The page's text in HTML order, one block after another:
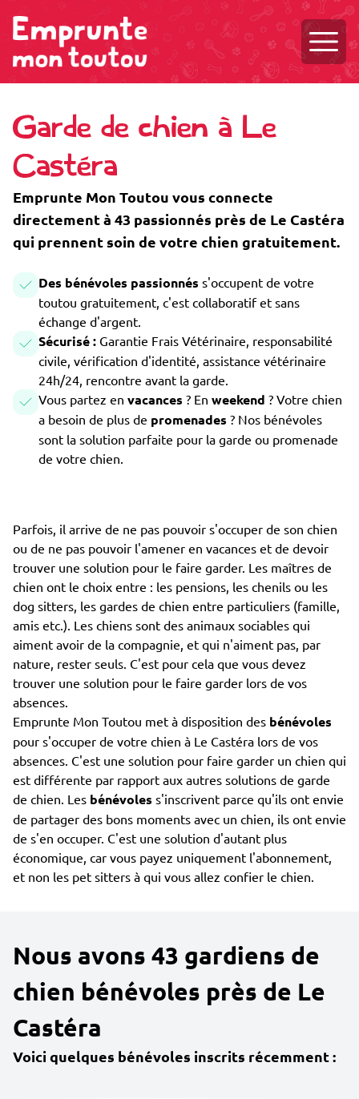
Garde de chien à Le
Castéra
Emprunte Mon Toutou vous connecte
directement à 43 passionnés près de Le Castéra
qui prennent soin de votre chien gratuitement.
Des bénévoles passionnés s'occupent de votre
toutou gratuitement, c'est collaboratif et sans
échange d'argent.
Sécurisé : Garantie Frais Vétérinaire, responsabilité
civile, vérification d'identité, assistance vétérinaire
24h/24, rencontre avant la garde.
Vous partez en vacances ? En weekend ? Votre chien
a besoin de plus de promenades ? Nos bénévoles
sont la solution parfaite pour la garde ou promenade
de votre chien.
Parfois, il arrive de ne pas pouvoir s'occuper de son chien
ou de ne pas pouvoir l'amener en vacances et de devoir
trouver une solution pour le faire garder. Les maîtres de
chien ont le choix entre : les pensions, les chenils ou les
dog sitters, les gardes de chien entre particuliers (famille,
amis etc.). Les chiens sont des animaux sociables qui
aiment avoir de la compagnie, et qui n'aiment pas, par
nature, rester seuls. C'est pour cela que vous devez
trouver une solution pour le faire garder lors de vos
absences.
Emprunte Mon Toutou met à disposition des bénévoles
pour s'occuper de votre chien à Le Castéra lors de vos
absences. C'est une solution pour faire garder un chien qui
est différente par rapport aux autres solutions de garde
de chien. Les bénévoles s'inscrivent parce qu'ils ont envie
de partager des bons moments avec un chien, ils ont envie
de s'en occuper. C'est une solution d'autant plus
économique, car vous payez uniquement l'abonnement,
et non les pet sitters à qui vous allez confier le chien.
Nous avons 43 gardiens de
chien bénévoles près de Le
Castéra
Voici quelques bénévoles inscrits récemment :